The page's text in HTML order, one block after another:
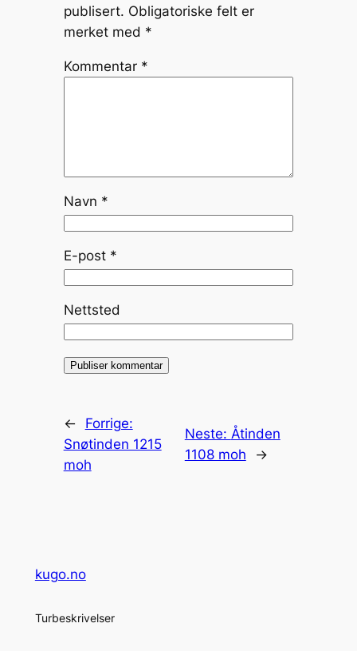
publisert. Obligatoriske felt er
merket med *
Kommentar *
Navn *
E-post *
Nettsted
←
Forrige:
Snøtinden 1215
moh
Neste: Åtinden
1108 moh
→
kugo.no
Turbeskrivelser